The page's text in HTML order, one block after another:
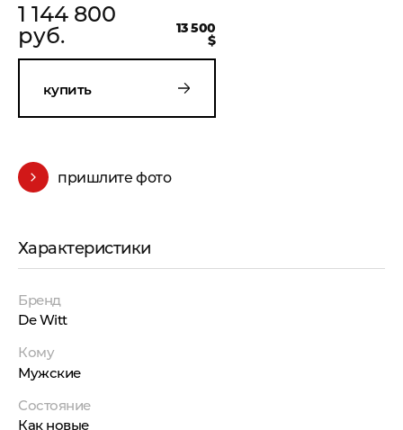
1 144 800
руб.
13 500
$
купить
пришлите фото
Характеристики
Бренд
De Witt
Кому
Мужские
Состояние
Как новые